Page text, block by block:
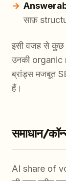
साफ़
इसी वजह से कुछ
उनकी
ब्रांड्स मजबूत
हैं।
समाधान/
AI share of